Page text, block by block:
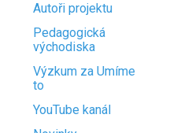
Autoři projektu
Pedagogická
východiska
Výzkum za Umíme
to
YouTube kanál